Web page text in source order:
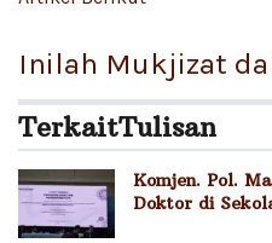
Inilah Mukjizat
TerkaitTulisan
Komjen. Pol.
Doktor di